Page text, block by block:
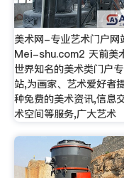
美术网-专业艺术门户网
Mei-shu.com2 天前美
世界知名的美术类门户
站,为画家、艺术爱好者
种免费的美术资讯,信息
术空间等服务,广大艺术